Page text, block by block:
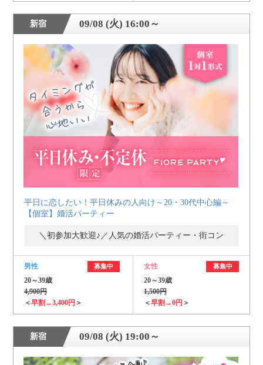
新宿 09/08 (火) 16:00～
平日に恋したい！平日休みの人向け～20・30代中心編～
【個室】婚活パーティー
＼初参加大歓迎♪／人気の婚活パーティー・街コン
男性 募集中
20～39歳
4,900円
＜早割→3,400円 ＞
女性 募集中
20～39歳
1,500円
＜早割→0円 ＞
新宿 09/08 (火) 19:00～